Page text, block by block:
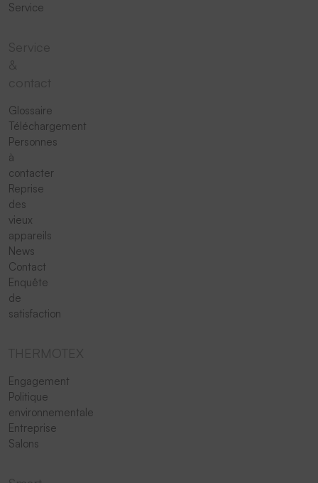
Service
Glossaire
Téléchargement
Personnes
à
contacter
Reprise
des
vieux
appareils
News
Contact
Enquête
de
satisfaction
Engagement
Politique
environnementale
Entreprise
Salons